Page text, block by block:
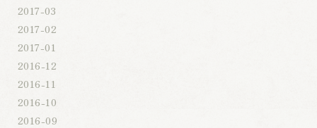
2017-03
2017-02
2017-01
2016-12
2016-11
2016-10
2016-09